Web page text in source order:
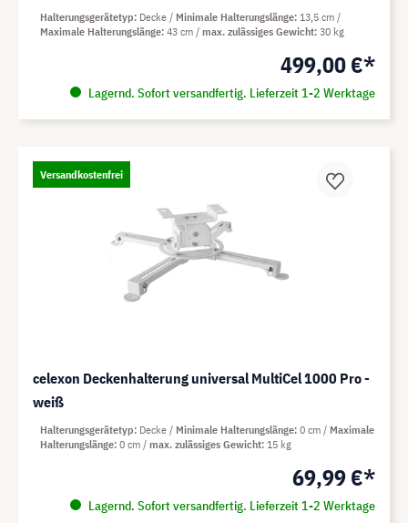
499,00 €*
Lagernd. Sofort versandfertig. Lieferzeit 1-2 Werktage
Halterungsgerätetyp Decke Minimale Halterungslänge 13,5 cm
Maximale Halterungslänge 43 cm max. zulässiges Gewicht 30 kg
Versandkostenfrei
celexon Deckenhalterung universal MultiCel 1000 Pro -
weiß
69,99 €*
Lagernd. Sofort versandfertig. Lieferzeit 1-2 Werktage
Halterungsgerätetyp Decke Minimale Halterungslänge 0 cm
Maximale
Halterungslänge 0 cm max. zulässiges Gewicht 15 kg